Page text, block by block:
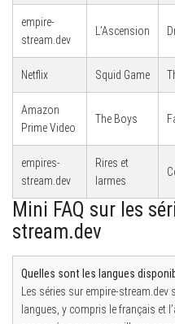
empire-
stream.dev
L’Ascension
Netflix Squid Game
Amazon
Prime Video
The Boys
empires-
stream.dev
Rires et
larmes
Mini FAQ sur les
stream.dev
Quelles sont les langues
Les séries sur empire-
langues, y compris le français et